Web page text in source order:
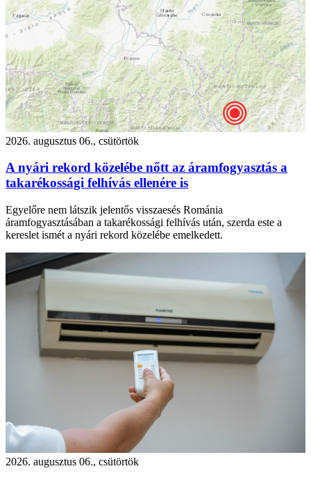
2026. augusztus 06., csütörtök
A nyári rekord közelébe nőtt az áramfogyasztás a
takarékossági felhívás ellenére is
Egyelőre nem látszik jelentős visszaesés Románia
áramfogyasztásában a takarékossági felhívás után, szerda este a
kereslet ismét a nyári rekord közelébe emelkedett.
2026. augusztus 06., csütörtök